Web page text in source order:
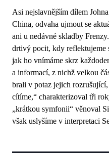
Asi nejslavnějším dílem
China, odvaha ujmout se
ani u nedávné skladby
drtivý pocit, kdy reflektujeme
jak ho vnímáme skrz
a informací, z nichž velkou
brali v potaz jejich
cítíme,“ charakterizoval tři
„krátkou symfonii“ věnoval
však uslyšíme v interpretaci